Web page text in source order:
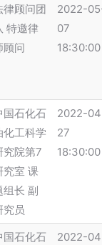
律顾问团
特邀律
顾问
2022-
07
18:30:00
国石化石
化工科学
究院第7
究室 课
组长 副
究员
2022-
27
18:30:00
国石化石
2022-